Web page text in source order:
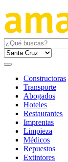
Constructoras
Transporte
Abogados
Hoteles
Restaurantes
Imprentas
Limpieza
Médicos
Repuestos
Extintores